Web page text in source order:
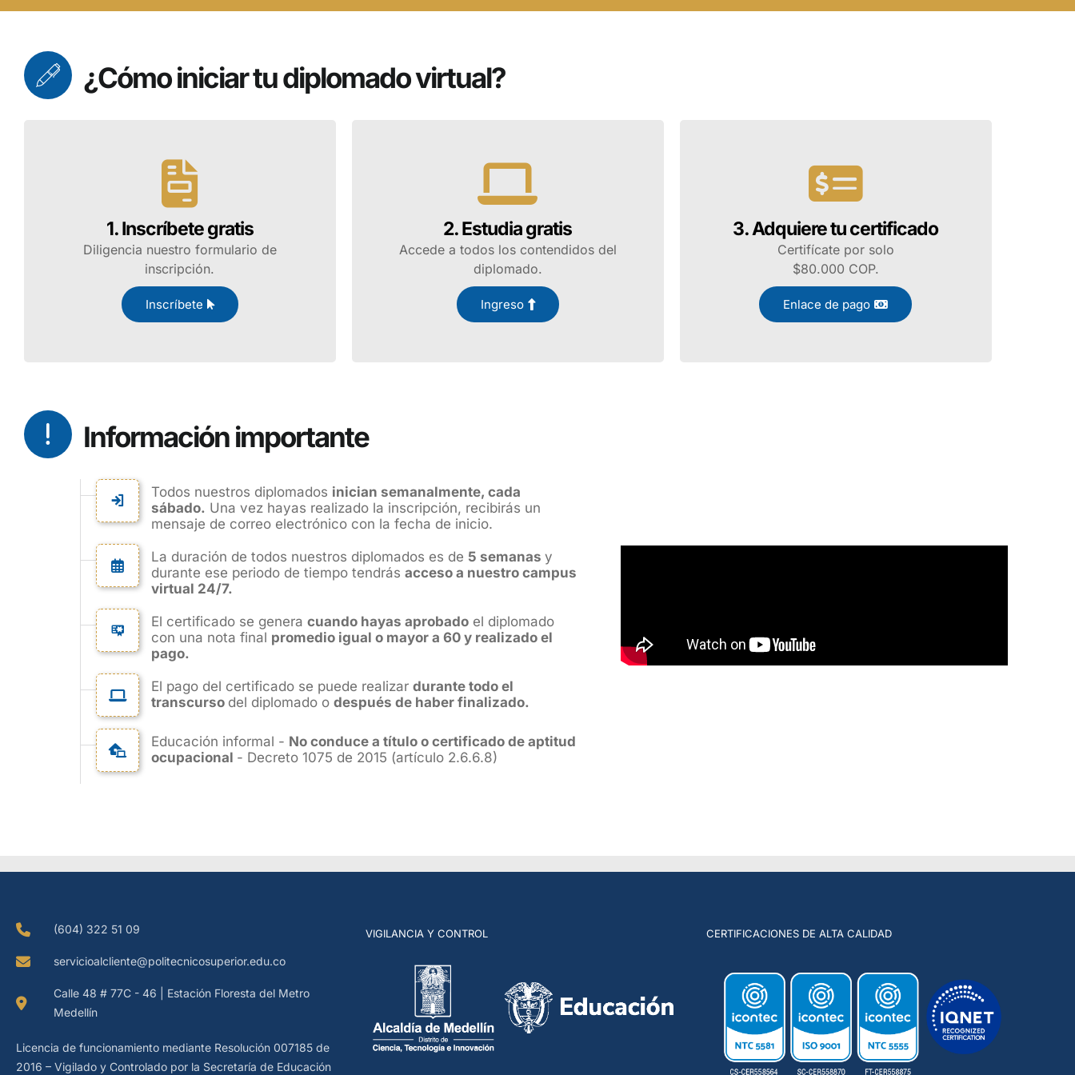
¿Cómo iniciar tu diplomado virtual?
1. Inscríbete gratis
Diligencia nuestro formulario de
inscripción.
Inscríbete
2. Estudia gratis
Accede a todos los contendidos del
diplomado.
Ingreso
3. Adquiere tu certificado
Certifícate por solo
$80.000 COP.
Enlace de pago
Información importante
Todos nuestros diplomados inician semanalmente, cada
sábado. Una vez hayas realizado la inscripción, recibirás un
mensaje de correo electrónico con la fecha de inicio.
La duración de todos nuestros diplomados es de 5 semanas y
durante ese periodo de tiempo tendrás acceso a nuestro campus
virtual 24/7.
El certificado se genera cuando hayas aprobado el diplomado
con una nota final promedio igual o mayor a 60 y realizado el
pago.
El pago del certificado se puede realizar durante todo el
transcurso del diplomado o después de haber finalizado.
Educación informal - No conduce a título o certificado de aptitud
ocupacional - Decreto 1075 de 2015 (artículo 2.6.6.8)
(604) 322 51 09
servicioalcliente@politecnicosuperior.edu.co
Calle 48 # 77C - 46 | Estación Floresta del Metro
Medellín
Licencia de funcionamiento mediante Resolución 007185 de
2016 – Vigilado y Controlado por la Secretaría de Educación
VIGILANCIA Y CONTROL CERTIFICACIONES DE ALTA CALIDAD